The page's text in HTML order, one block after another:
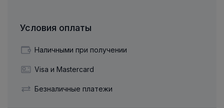
Условия оплаты
Наличными при получении
Visa и Mastercard
Безналичные платежи